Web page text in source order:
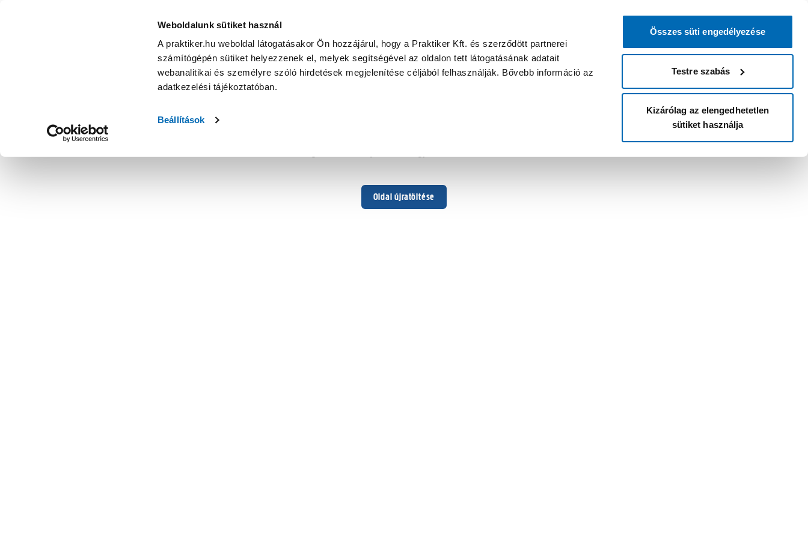
Weboldalunk sütiket használ
A praktiker.hu weboldal látogatásakor Ön hozzájárul, hogy a Praktiker Kft. és szerződött partnerei
számítógépén sütiket helyezzenek el, melyek segítségével az oldalon tett látogatásának adatait
webanalitikai és személyre szóló hirdetések megjelenítése céljából felhasználják. Bővebb információ az
adatkezelési tájékoztatóban.
Beállítások
Összes süti engedélyezése
Testre szabás
Kizárólag az elengedhetetlen
sütiket használja
Oldal újratöltése